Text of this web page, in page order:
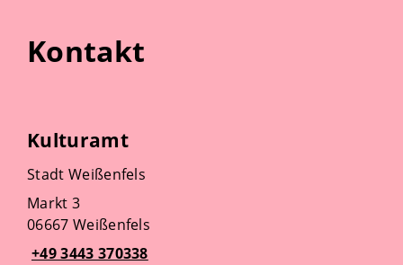
Kontakt
Kulturamt
Stadt Weißenfels
Markt 3
06667 Weißenfels
+49 3443 370338